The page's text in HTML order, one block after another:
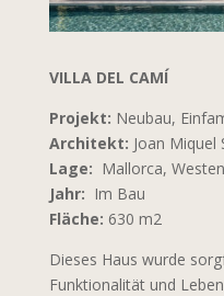
VILLA DEL CAMÍ
Projekt: Neubau,
Architekt: Joan Miquel
Lage: Mallorca, Westen
Jahr: Im Bau
Fläche: 630 m2
Dieses Haus wurde
Funktionalität und